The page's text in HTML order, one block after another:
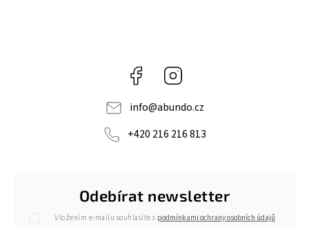
Facebook
info@abundo.cz
+420 216 216 813
Odebírat newsletter
Vložením e-mailu souhlasíte s podmínkami ochrany osobních údajů